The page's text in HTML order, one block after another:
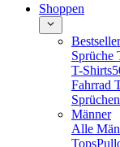
Shoppen
Bestseller
Sprüche
T-Shirts
Fahrrad
Sprüchen
Männer
Alle
Tops